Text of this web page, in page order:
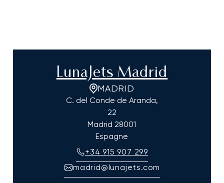
LunaJets Madrid
MADRID
C. del Conde de Aranda,
22
Madrid 28001
Espagne
+34 915 907 299
madrid@lunajets.com